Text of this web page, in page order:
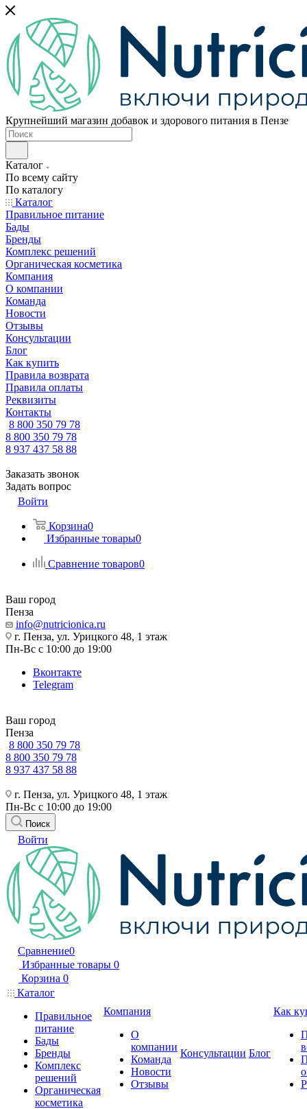
Крупнейший магазин добавок и здорового питания в Пензе
Каталог
По всему сайту
По каталогу
Каталог
Правильное питание
Бады
Бренды
Комплекс решений
Органическая косметика
Компания
О компании
Команда
Новости
Отзывы
Консультации
Блог
Как купить
Правила возврата
Правила оплаты
Реквизиты
Контакты
8 800 350 79 78
8 800 350 79 78
8 937 437 58 88
Заказать звонок
Задать вопрос
Войти
Корзина0
Избранные товары0
Сравнение товаров0
Ваш город
Пенза
info@nutricionica.ru
г. Пенза, ул. Урицкого 48, 1 этаж
Пн-Вс с 10:00 до 19:00
Вконтакте
Telegram
Ваш город
Пенза
8 800 350 79 78
8 800 350 79 78
8 937 437 58 88
г. Пенза, ул. Урицкого 48, 1 этаж
Пн-Вс с 10:00 до 19:00
Поиск
Войти
Сравнение0
Избранные товары 0
Корзина 0
Каталог
Правильное
питание
Бады
Бренды
Комплекс
решений
Органическая
косметика
Компания
О
компании
Команда
Новости
Отзывы
Консультации Блог
Как